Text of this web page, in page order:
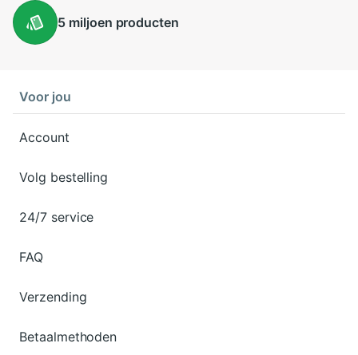
5 miljoen producten
Voor jou
Account
Volg bestelling
24/7 service
FAQ
Verzending
Betaalmethoden